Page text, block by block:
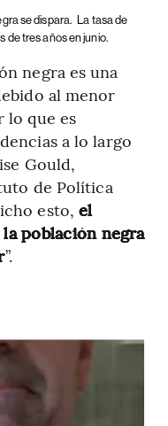
se dispara. La tasa de
de tres años en junio.
negra es una
al menor
lo que es
a lo largo
Gould,
de Política
esto,el
población negra
”.